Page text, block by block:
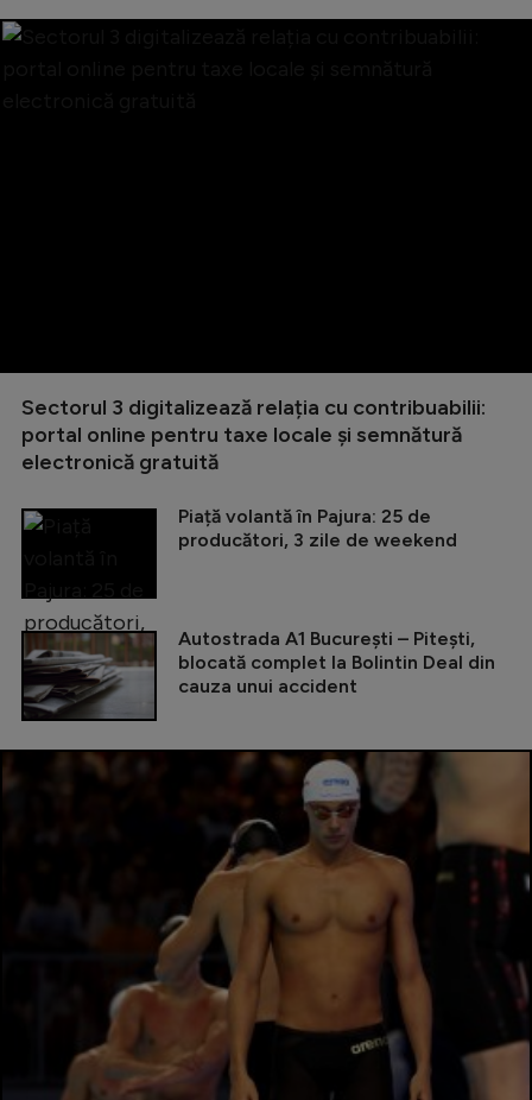
Sectorul 3 digitalizează relația cu contribuabilii:
portal online pentru taxe locale și semnătură
electronică gratuită
Piață volantă în Pajura: 25 de
producători, 3 zile de weekend
Autostrada A1 București – Pitești,
blocată complet la Bolintin Deal din
cauza unui accident